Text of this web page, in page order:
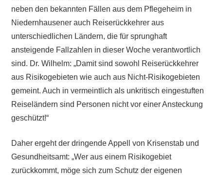
neben den bekannten Fällen aus dem Pflegeheim in
Niedernhausener auch Reiserückkehrer aus
unterschiedlichen Ländern, die für sprunghaft
ansteigende Fallzahlen in dieser Woche verantwortlich
sind. Dr. Wilhelm: „Damit sind sowohl Reiserückkehrer
aus Risikogebieten wie auch aus Nicht-Risikogebieten
gemeint. Auch in vermeintlich als unkritisch eingestuften
Reiseländern sind Personen nicht vor einer Ansteckung
geschützt!“
Daher ergeht der dringende Appell von Krisenstab und
Gesundheitsamt: „Wer aus einem Risikogebiet
zurückkommt, möge sich zum Schutz der eigenen